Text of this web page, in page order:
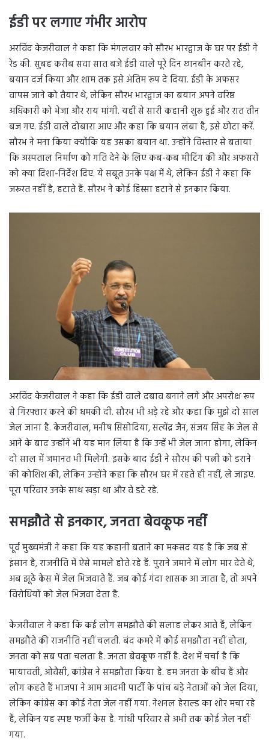
ईडी पर लगाए गंभीर आरोप
अरविंद केजरीवाल ने कहा कि मंगलवार को सौरभ भारद्वाज के घर पर ईडी ने
रेड की. सुबह करीब सवा सात बजे ईडी वाले पूरे दिन छानबीन करते रहे,
बयान दर्ज किया और शाम तक इसे अंतिम रूप दे दिया. ईडी के अफसर
वापस जाने को तैयार थे, लेकिन सौरभ भारद्वाज का बयान अपने वरिष्ठ
अधिकारी को भेजा और राय मांगी. यहीं से सारी कहानी शुरू हुई और रात तीन
बज गए. ईडी वाले दोबारा आए और कहा कि बयान लंबा है, इसे छोटा करें.
सौरभ ने मना किया क्योंकि यह उसका बयान था. उन्होंने विस्तार से बताया
कि अस्पताल निर्माण को गति देने के लिए कब-कब मीटिंग की और अफसरों
को क्या दिशा-निर्देश दिए. ये सबूत उनके पक्ष में थे, लेकिन ईडी ने कहा कि
जरूरत नहीं है, हटाते हैं. सौरभ ने कोई हिस्सा हटाने से इनकार किया.
अरविंद केजरीवाल ने कहा कि ईडी वाले दबाव बनाने लगे और अपरोक्ष रूप
से गिरफ्तार करने की धमकी दी. सौरभ भी अड़े रहे और कहा कि मुझे दो साल
जेल जाना है. केजरीवाल, मनीष सिसोदिया, सत्येंद्र जैन, संजय सिंह के जेल से
आने के बाद उन्होंने भी यह मान लिया है कि उन्हें भी जेल जाना होगा, लेकिन
दो साल में जमानत भी मिलेगी. इसके बाद ईडी ने सौरभ की पत्नी को डराने
की कोशिश की, लेकिन उन्होंने कहा कि सौरभ घर में रहते ही नहीं, ले जाइए.
पूरा परिवार उनके साथ खड़ा था और वे डटे रहे.
समझौते से इनकार, जनता बेवकूफ नहीं
पूर्व मुख्यमंत्री ने कहा कि यह कहानी बताने का मकसद यह है कि जब से
इंसान है, राजनीति में ऐसे मामले होते रहे हैं. पुराने जमाने में लोग मार देते थे,
अब झूठे केस में जेल भिजवाते हैं. जब कोई गंदा शासक आ जाता है, तो अपने
विरोधियों को जेल भिजवा देता है.
केजरीवाल ने कहा कि कई लोग समझौते की सलाह लेकर आते हैं, लेकिन
समझौते की राजनीति नहीं चलती. बंद कमरे में कोई समझौता नहीं होता,
जनता को सब पता चलता है. जनता बेवकूफ नहीं है. देश में चर्चा है कि
मायावती, ओवैसी, कांग्रेस ने समझौता किया है. हम जनता के बीच हैं और
लोग कहते हैं भाजपा ने आम आदमी पार्टी के पांच बड़े नेताओं को जेल दिया,
लेकिन कांग्रेस का कोई नेता जेल नहीं गया. नेशनल हेराल्ड का शोर मचा रहे
हैं, लेकिन यह स्पष्ट फर्जी केस है. गांधी परिवार से अभी तक कोई जेल नहीं
गया.